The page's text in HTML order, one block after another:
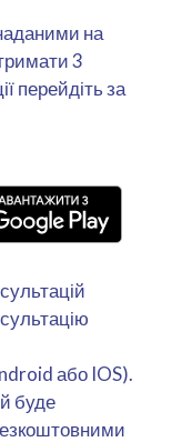
на
3
перейдіть за
або IOS).
буде